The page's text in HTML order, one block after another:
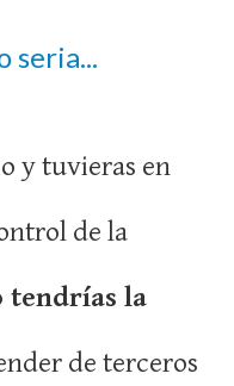
seria...
y tuvieras en
de la
tendrías la
de terceros